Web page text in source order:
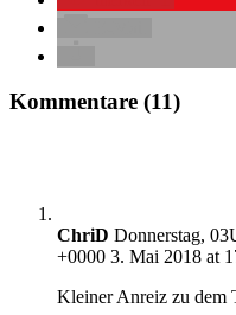
Kommentare (11)
ChriD Donnerstag,
+0000 3. Mai 2018 at
Kleiner Anreiz zu dem